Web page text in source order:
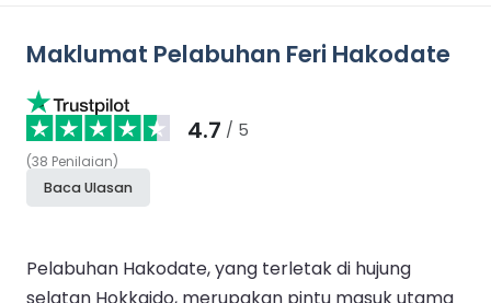
Maklumat Pelabuhan Feri Hakodate
4.7 / 5
(38 Penilaian)
Baca Ulasan
Pelabuhan Hakodate, yang terletak di hujung
selatan Hokkaido, merupakan pintu masuk utama